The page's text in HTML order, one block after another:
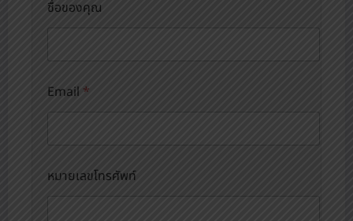
ข่
า
ส
ร
>
ก
ะ
า
ชื่อของคุณ
Email *
หมายเลขโทรศัพท์